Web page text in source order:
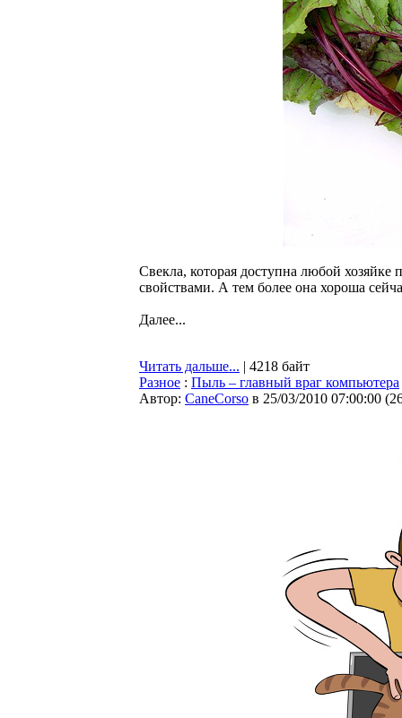
Свекла, которая доступна любой
свойствами. А тем более она хороша
Далее...
Читать дальше... | 4218 байт
Разное : Пыль – главный враг компьютера
Автор: CaneCorso в 25/03/2010 07:00:00 (